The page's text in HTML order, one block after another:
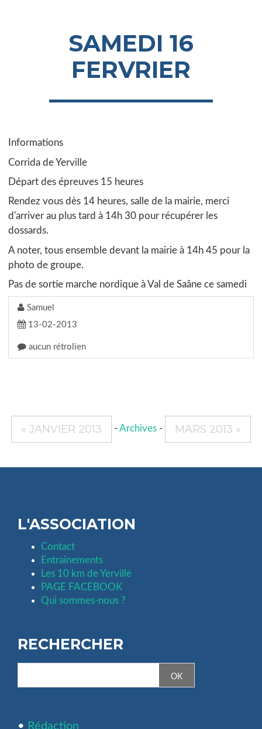
SAMEDI 16
FERVRIER
Informations
Corrida de Yerville
Départ des épreuves 15 heures
Rendez vous dès 14 heures, salle de la mairie, merci
d'arriver au plus tard à 14h 30 pour récupérer les
dossards.
A noter, tous ensemble devant la mairie à 14h 45 pour la
photo de groupe.
Pas de sortie marche nordique à Val de Saâne ce samedi
Samuel
13-02-2013
aucun rétrolien
« JANVIER 2013 -Archives - MARS 2013 »
L'ASSOCIATION
Contact
Entrainements
Les 10 km de Yerville
PAGE FACEBOOK
Qui sommes-nous ?
RECHERCHER
• Rédaction